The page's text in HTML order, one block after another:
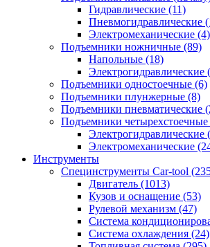
Гидравлические (11)
Пневмогидравлические
Электромеханические (4)
Подъемники ножничные (89)
Напольные (18)
Электрогидравлические
Подъемники одностоечные (6)
Подъемники плунжерные (8)
Подъемники пневматические
Подъемники четырехстоечные
Электрогидравлические
Электромеханические
Инструменты
Специнструменты Car-tool
Двигатель (1013)
Кузов и оснащение (53)
Рулевой механизм (47)
Система
Система охлаждения (24)